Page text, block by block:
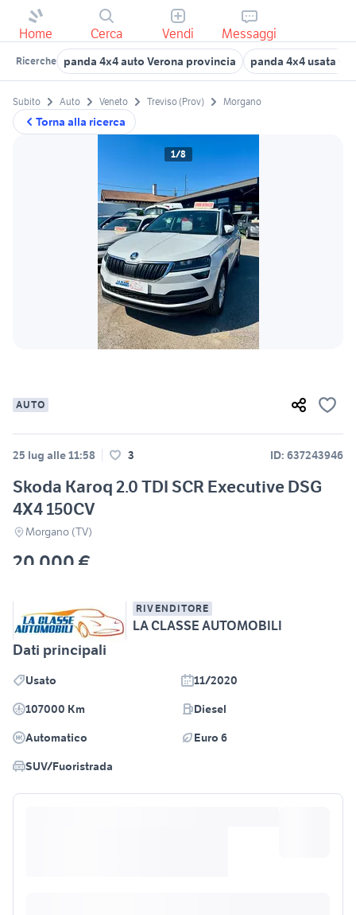
Home Cerca Vendi Messaggi
Ricerche panda 4x4 auto Verona provincia panda 4x4 usata
Torna alla ricerca
Subito Auto Veneto Treviso (Prov) Morgano
1/8
AUTO
25 lug alle 11:58 3 ID: 637243946
Skoda Karoq 2.0 TDI SCR Executive DSG
4X4 150CV
Morgano (TV)
20.000 €
RIVENDITORE
LA CLASSE AUTOMOBILI
Dati principali
Usato
11/2020
107000 Km
Diesel
Automatico
Euro 6
SUV/Fuoristrada